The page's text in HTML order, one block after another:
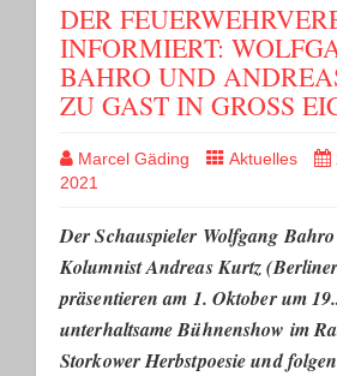
DER
INFORMIERT:
BAHRO UND
ZU GAST IN GROSS
Marcel Gäding Aktuelles
2021
Der Schauspieler Wolfgang
Kolumnist Andreas Kurtz
präsentieren am 1. Oktober um
unterhaltsame Bühnenshow im
Storkower Herbstpoesie und